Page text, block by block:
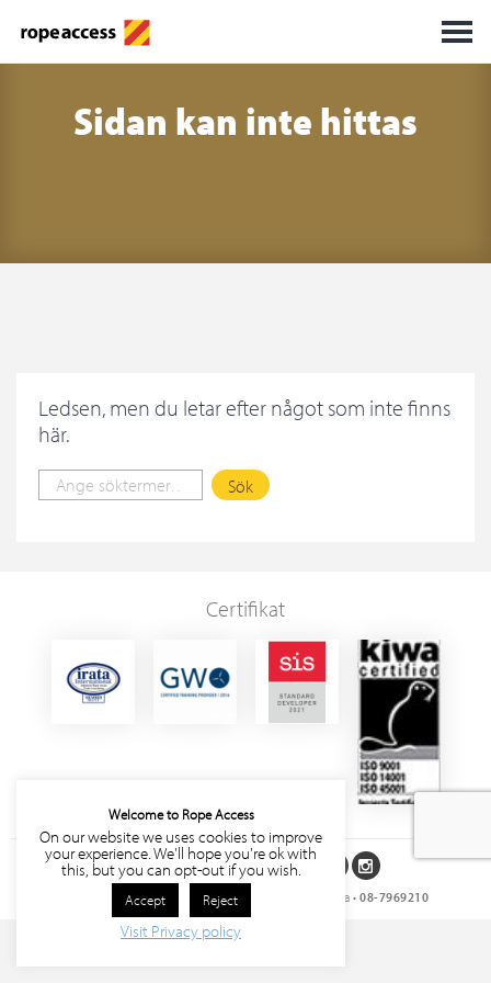
Sidan kan inte hittas
Ledsen, men du letar efter något som inte finns
här.
Certifikat
Följ oss på sociala medier
Rope Access Sverige AB • Storgatan 27, 171 63 Solna • 08-7969210
Welcome to Rope Access
On our website we uses cookies to improve
your experience. We'll hope you're ok with
this, but you can opt-out if you wish.
Accept Reject
Visit Privacy policy